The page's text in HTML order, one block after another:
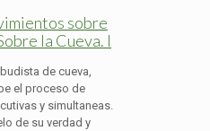
sobre
la Cueva. I
de cueva,
el proceso de
y simultaneas.
de su verdad y